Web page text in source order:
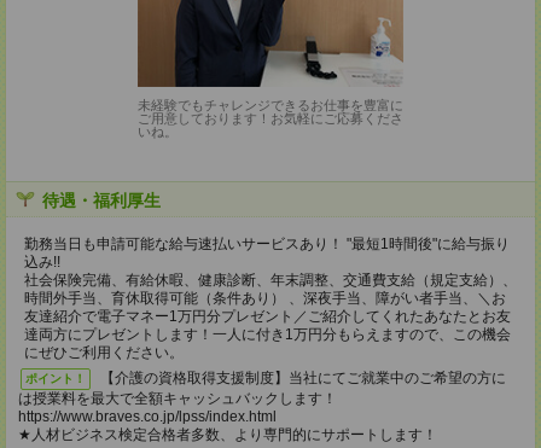
未経験でもチャレンジできるお仕事を豊富に
ご用意しております！お気軽にご応募くださ
いね。
待遇・福利厚生
勤務当日も申請可能な給与速払いサービスあり！ "最短1時間後"に給与振り
込み!!
社会保険完備、有給休暇、健康診断、年末調整、交通費支給（規定支給）、
時間外手当、育休取得可能（条件あり） 、深夜手当、障がい者手当、＼お
友達紹介で電子マネー1万円分プレゼント／ご紹介してくれたあなたとお友
達両方にプレゼントします！一人に付き1万円分もらえますので、この機会
にぜひご利用ください。
ポイント！
【介護の資格取得支援制度】当社にてご就業中のご希望の方に
は授業料を最大で全額キャッシュバックします！
https://www.braves.co.jp/lpss/index.html
★人材ビジネス検定合格者多数、より専門的にサポートします！